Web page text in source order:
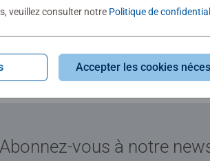
Abonnez-vous à notre
veuillez consulter notre Politique de
Accepter les cookies